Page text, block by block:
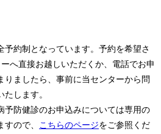
予約制となっています。予約を希望さ
へ直接お越しいただくか、電話でお申
りましたら、事前に当センターから問
します。
予防健診のお申込みについては専用の
ので、
こちらのページをご参照くだ